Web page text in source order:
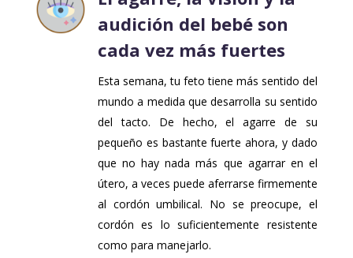
audición del bebé son
cada vez más fuertes
Esta semana, tu feto tiene más sentido del
mundo a medida que desarrolla su sentido
del tacto. De hecho, el agarre de su
pequeño es bastante fuerte ahora, y dado
que no hay nada más que agarrar en el
útero, a veces puede aferrarse firmemente
al cordón umbilical. No se preocupe, el
cordón es lo suficientemente resistente
como para manejarlo.